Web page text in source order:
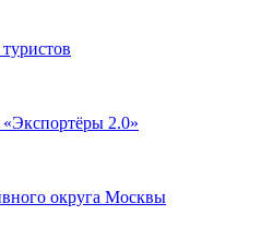
«Экспортёры 2.0»
округа Москвы